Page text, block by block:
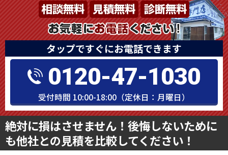
タップですぐにお電話できます
0120-47-1030
受付時間 10:00-18:00（定休日：月曜日）
絶対に損はさせません！後悔しないために
も他社との見積を比較してください！